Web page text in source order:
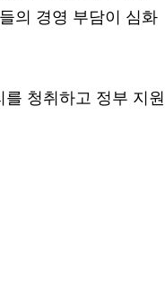
의 경영 부담이 심화
청취하고 정부 지원